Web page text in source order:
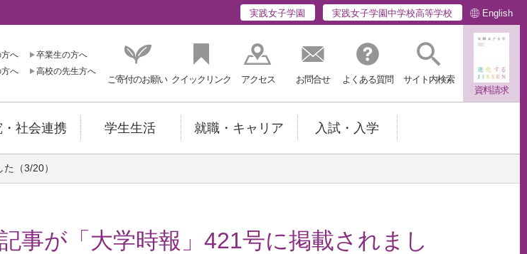
実践女子学園 実践女子学園中学校高等学校 English
へ
卒業生の方へ
へ
高校の先生方へ
ご寄付のお願い クイックリンク アクセス お問合せ よくある質問
サイト内検索
資料請求
社会連携 学生生活 就職・キャリア 入試・入学
（3/20）
事が「大学時報」421号に掲載されまし